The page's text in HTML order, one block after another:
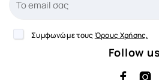
Συμφωνώ με τους Όρους Χρήσης.
Follow us